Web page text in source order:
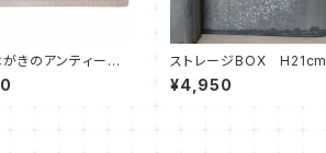
きのアンティーク
関マット
ストレージBOX H21cm
¥4,950